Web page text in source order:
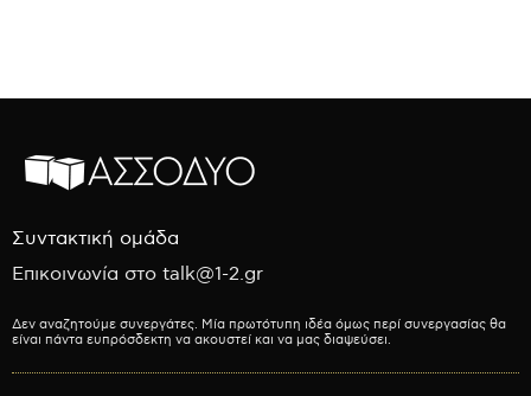
Συντακτική ομάδα
Επικοινωνία στο talk@1-2.gr
Δεν αναζητούμε συνεργάτες. Μία πρωτότυπη ιδέα όμως περί συνεργασίας θα
είναι πάντα ευπρόσδεκτη να ακουστεί και να μας διαψεύσει.